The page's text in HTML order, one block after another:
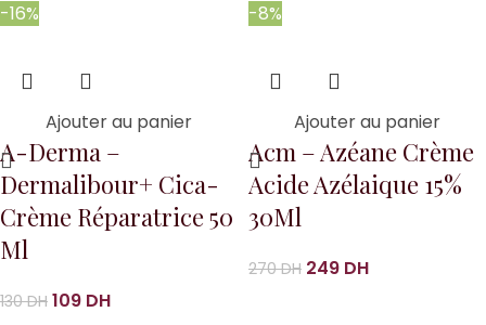
-16%
Ajouter au panier
A-Derma –
Dermalibour+ Cica-
Crème Réparatrice 50
Ml
130DH 109 DH
-8%
Ajouter au panier
Acm – Azéane Crème
Acide Azélaique 15%
30Ml
270DH 249 DH